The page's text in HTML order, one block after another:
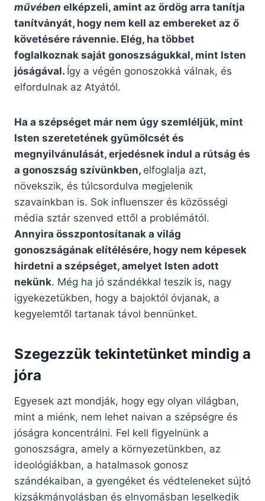
művében elképzeli, amint az ördög arra tanítja
tanítványát, hogy nem kell az embereket az ő
követésére rávennie. Elég, ha többet
foglalkoznak saját gonoszságukkal, mint Isten
jóságával. Így a végén gonoszokká válnak, és
elfordulnak az Atyától.
Ha a szépséget már nem úgy szemléljük, mint
Isten szeretetének gyümölcsét és
megnyilvánulását, erjedésnek indul a rútság és
a gonoszság szívünkben, elfoglalja azt,
növekszik, és túlcsordulva megjelenik
szavainkban is. Sok influenszer és közösségi
média sztár szenved ettől a problémától.
Annyira összpontosítanak a világ
gonoszságának elítélésére, hogy nem képesek
hirdetni a szépséget, amelyet Isten adott
nekünk. Még ha jó szándékkal teszik is, nagy
igyekezetükben, hogy a bajoktól óvjanak, a
kegyelemtől tartanak távol bennünket.
Szegezzük tekintetünket mindig a
jóra
Egyesek azt mondják, hogy egy olyan világban,
mint a miénk, nem lehet naivan a szépségre és
jóságra koncentrálni. Fel kell figyelnünk a
gonoszságra, amely a környezetünkben, az
ideológiákban, a hatalmasok gonosz
szándékaiban, a gyengéket és védteleneket sújtó
kizsákmányolásban és elnyomásban leselkedik